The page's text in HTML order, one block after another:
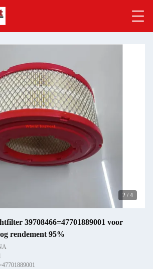
2 / 4
39708466=47701889001 voor
rendement 95%